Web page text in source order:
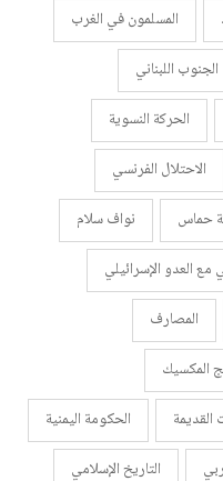
المسلمون في الغرب
الجنوب اللبناني
الحركة النسوية
الاحتلال الفرنسي
حماس
نواف سلام
مع العدو الإسرائيلي
المصارف
المكسيك
القديمة
الحكومة اليمنية
التاريخ الإسلامي